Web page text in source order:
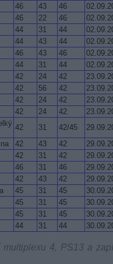
46 43 46
46 22 46
44 31 44
44 43 44
46 43 46
44 31 44
42 24 42
42 56 42
42 24 42
42 24 42
42 31 42/45
42 43 42
42 31 42
46 31 46
42 43 42
45 31 45
45 31 45
45 31 45
44 31 44
4, PS13 a